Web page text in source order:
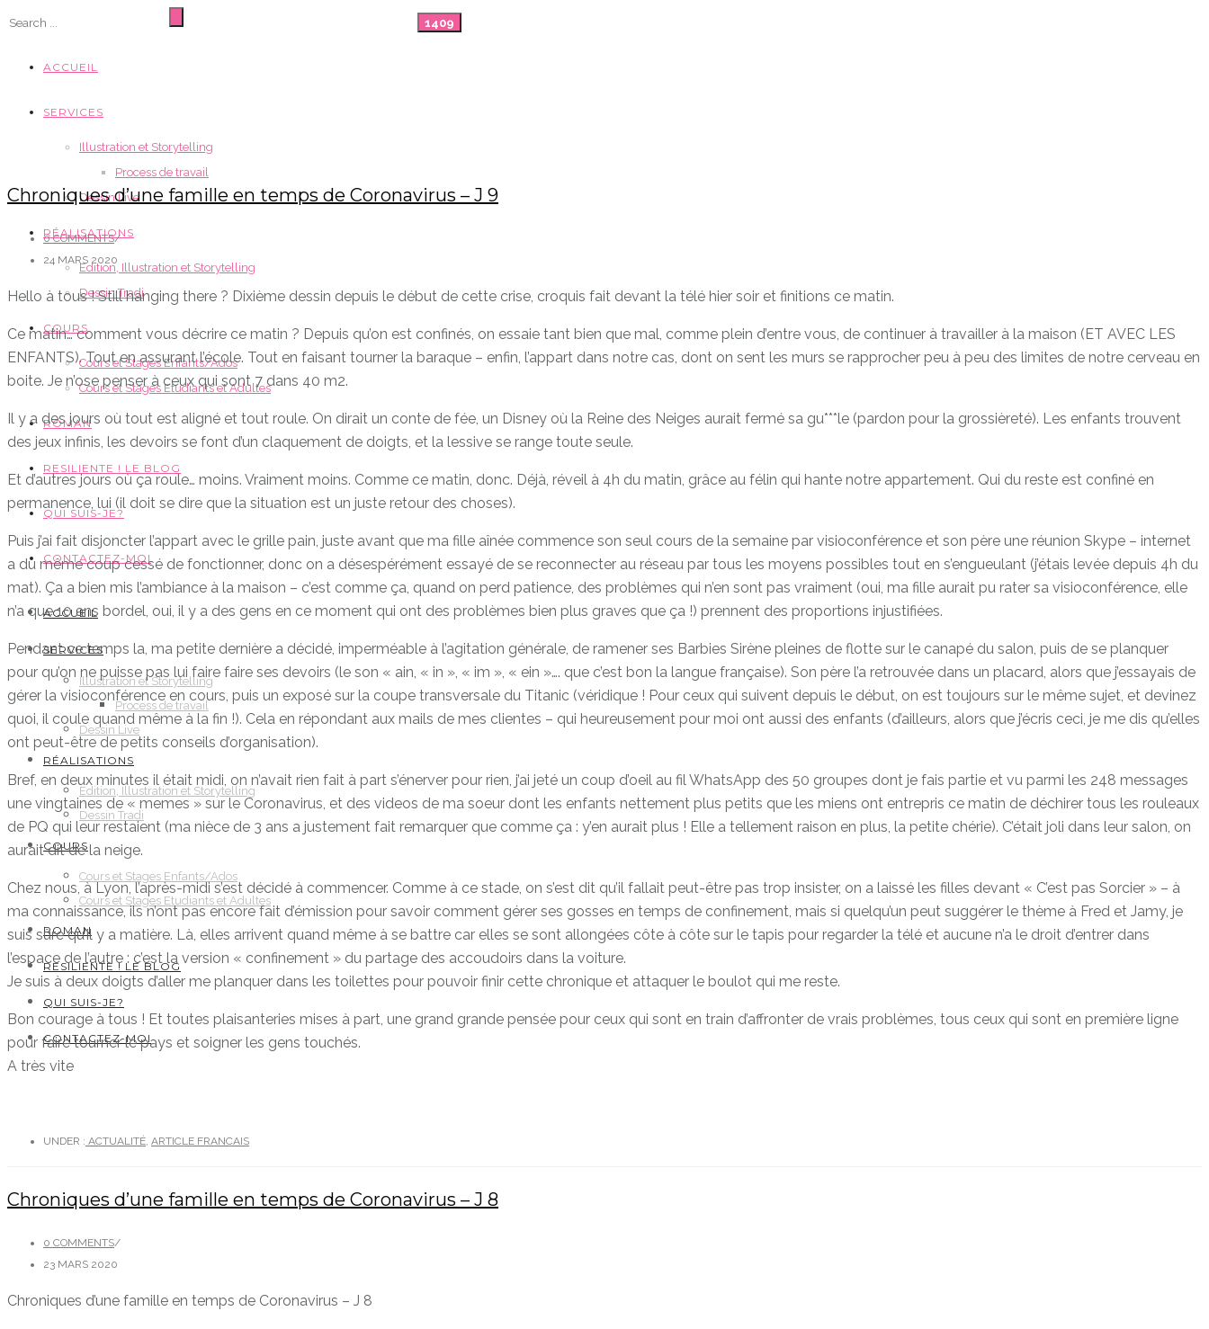
ACCUEIL
SERVICES
Illustration et Storytelling
Process de travail
Dessin Live
RÉALISATIONS
Edition, Illustration et Storytelling
Dessin Tradi
COURS
Cours et Stages Enfants/Ados
Cours et Stages Etudiants et Adultes
ROMAN
RESILIENTE ! LE BLOG
QUI SUIS-JE?
CONTACTEZ-MOI
ACCUEIL
SERVICES
Illustration et Storytelling
Process de travail
Dessin Live
RÉALISATIONS
Edition, Illustration et Storytelling
Dessin Tradi
COURS
Cours et Stages Enfants/Ados
Cours et Stages Etudiants et Adultes
ROMAN
RESILIENTE ! LE BLOG
QUI SUIS-JE?
CONTACTEZ-MOI
Chroniques d’une famille en temps de Coronavirus – J 9
0 COMMENTS/
24 MARS 2020
Hello à tous ! Still hanging there ? Dixième dessin depuis le début de cette crise, croquis fait devant la télé hier soir et finitions ce matin.
Ce matin… comment vous décrire ce matin ? Depuis qu’on est confinés, on essaie tant bien que mal, comme plein d’entre vous, de continuer à travailler à la maison (ET AVEC LES
ENFANTS). Tout en assurant l’école. Tout en faisant tourner la baraque – enfin, l’appart dans notre cas, dont on sent les murs se rapprocher peu à peu des limites de notre cerveau en
boite. Je n’ose penser à ceux qui sont 7 dans 40 m2.
Il y a des jours où tout est aligné et tout roule. On dirait un conte de fée, un Disney où la Reine des Neiges aurait fermé sa gu***le (pardon pour la grossièreté). Les enfants trouvent
des jeux infinis, les devoirs se font d’un claquement de doigts, et la lessive se range toute seule.
Et d’autres jours où ça roule… moins. Vraiment moins. Comme ce matin, donc. Déjà, réveil à 4h du matin, grâce au félin qui hante notre appartement. Qui du reste est confiné en
permanence, lui (il doit se dire que la situation est un juste retour des choses).
Puis j’ai fait disjoncter l’appart avec le grille pain, juste avant que ma fille aînée commence son seul cours de la semaine par visioconférence et son père une réunion Skype – internet
a du même coup cessé de fonctionner, donc on a désespérément essayé de se reconnecter au réseau par tous les moyens possibles tout en s’engueulant (j’étais levée depuis 4h du
mat). Ça a bien mis l’ambiance à la maison – c’est comme ça, quand on perd patience, des problèmes qui n’en sont pas vraiment (oui, ma fille aurait pu rater sa visioconférence, elle
n’a que 10 ans bordel, oui, il y a des gens en ce moment qui ont des problèmes bien plus graves que ça !) prennent des proportions injustifiées.
Pendant ce temps la, ma petite dernière a décidé, imperméable à l’agitation générale, de ramener ses Barbies Sirène pleines de flotte sur le canapé du salon, puis de se planquer
pour qu’on ne puisse pas lui faire faire ses devoirs (le son « ain, « in », « im », « ein »…. que c’est bon la langue française). Son père l’a retrouvée dans un placard, alors que j’essayais de
gérer la visioconférence en cours, puis un exposé sur la coupe transversale du Titanic (véridique ! Pour ceux qui suivent depuis le début, on est toujours sur le même sujet, et devinez
quoi, il coule quand même à la fin !). Cela en répondant aux mails de mes clientes – qui heureusement pour moi ont aussi des enfants (d’ailleurs, alors que j’écris ceci, je me dis qu’elles
ont peut-être de petits conseils d’organisation).
Bref, en deux minutes il était midi, on n’avait rien fait à part s’énerver pour rien, j’ai jeté un coup d’oeil au fil WhatsApp des 50 groupes dont je fais partie et vu parmi les 248 messages
une vingtaines de « memes » sur le Coronavirus, et des videos de ma soeur dont les enfants nettement plus petits que les miens ont entrepris ce matin de déchirer tous les rouleaux
de PQ qui leur restaient (ma nièce de 3 ans a justement fait remarquer que comme ça : y’en aurait plus ! Elle a tellement raison en plus, la petite chérie). C’était joli dans leur salon, on
aurait dit de la neige.
Chez nous, à Lyon, l’après-midi s’est décidé à commencer. Comme à ce stade, on s’est dit qu’il fallait peut-être pas trop insister, on a laissé les filles devant « C’est pas Sorcier » – à
ma connaissance, ils n’ont pas encore fait d’émission pour savoir comment gérer ses gosses en temps de confinement, mais si quelqu’un peut suggérer le thème à Fred et Jamy, je
suis sûre qu’il y a matière. Là, elles arrivent quand même à se battre car elles se sont allongées côte à côte sur le tapis pour regarder la télé et aucune n’a le droit d’entrer dans
l’espace de l’autre : c’est la version « confinement » du partage des accoudoirs dans la voiture.
Je suis à deux doigts d’aller me planquer dans les toilettes pour pouvoir finir cette chronique et attaquer le boulot qui me reste.
Bon courage à tous ! Et toutes plaisanteries mises à part, une grand grande pensée pour ceux qui sont en train d’affronter de vrais problèmes, tous ceux qui sont en première ligne
pour faire tourner le pays et soigner les gens touchés.
A très vite
UNDER : ACTUALITÉ ARTICLE FRANCAIS
Chroniques d’une famille en temps de Coronavirus – J 8
0 COMMENTS/
23 MARS 2020
Chroniques d’une famille en temps de Coronavirus – J 8